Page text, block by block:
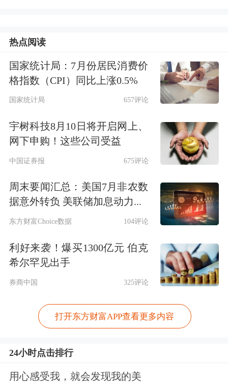
跌幅分别为10.54%、7.62%、3.44%。
资金流向方面，融资余额环比增幅居前
个股中，7月1日主力资金净流入的有15
只，净流入资金居前的有濮阳惠成、蓝
晓科技、 富祥股份等，净流入资金分别
为1.96亿元、1.92亿元、1.85亿元，主
力资金净流出的有9只，净流出资金较
多的有锐捷网络、天禄科技
、海晨股份
等，净流出资金分别为4.66亿元、1.49
亿元、6504.03万元。
简称 最新融资余额(万元） 融资余额环比增
300873 海晨股份
301257 普蕊斯 8879.41
热点阅读
国家统计局：7月份居民消费价
格指数（CPI）同比上涨0.5%
国家统计局 657评论
宇树科技8月10日将开启网上、
网下申购！这些公司受益
中国证券报 675评论
周末要闻汇总：美国7月非农数
据意外转负 美联储加息动力...
东方财富Choice数据 104评论
利好来袭！爆买1300亿元 伯克
希尔罕见出手
券商中国 325评论
打开东方财富APP查看更多内容
24小时点击排行
用心感受我，就会发现我的美